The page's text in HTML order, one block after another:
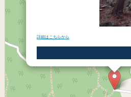
詳細はこちらから